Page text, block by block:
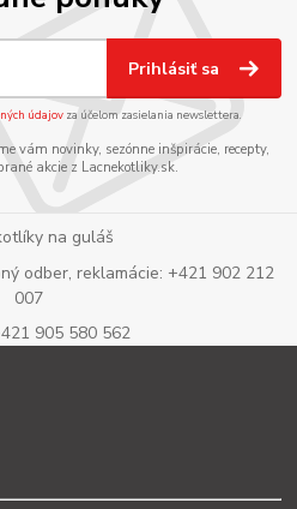
Prihlásiť sa
údajov za účelom zasielania newslettera.
vám novinky, sezónne inšpirácie, recepty,
akcie z Lacnekotliky.sk.
na guláš
odber, reklamácie: +421 902 212
007
905 580 562